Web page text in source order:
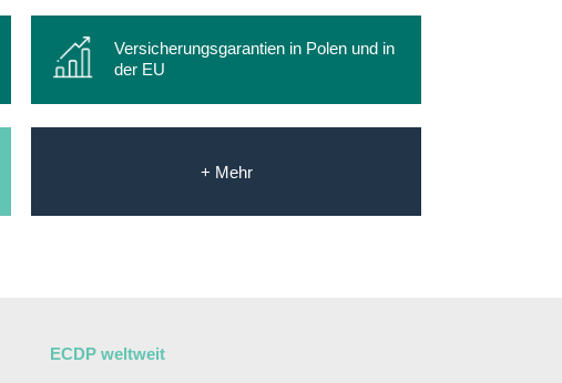
Versicherungsgarantien in Polen und in
der EU
+ Mehr
ECDP weltweit